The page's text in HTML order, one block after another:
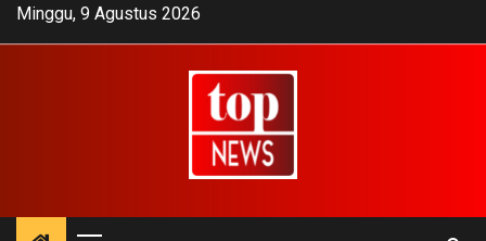
SkipMinggu, 9 Agustus 2026